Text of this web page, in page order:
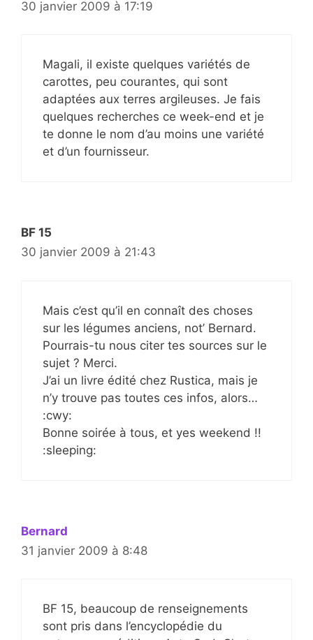
30 janvier 2009 à 17:19
Magali, il existe quelques variétés de
carottes, peu courantes, qui sont
adaptées aux terres argileuses. Je fais
quelques recherches ce week-end et je
te donne le nom d’au moins une variété
et d’un fournisseur.
BF 15
30 janvier 2009 à 21:43
Mais c’est qu’il en connaît des choses
sur les légumes anciens, not’ Bernard.
Pourrais-tu nous citer tes sources sur le
sujet ? Merci.
J’ai un livre édité chez Rustica, mais je
n’y trouve pas toutes ces infos, alors…
:cwy:
Bonne soirée à tous, et yes weekend !!
:sleeping:
Bernard
31 janvier 2009 à 8:48
BF 15, beaucoup de renseignements
sont pris dans l’encyclopédie du